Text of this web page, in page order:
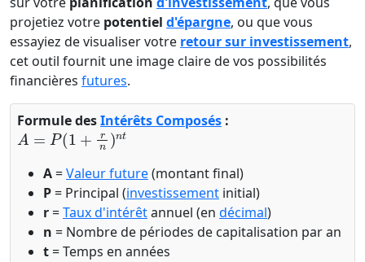
projetiez votre potentiel d'épargne, ou que vous
essayiez de visualiser votre retour sur investissement,
cet outil fournit une image claire de vos possibilités
financières futures.
Formule desIntérêts Composés :
A=P(1+rn)nt
A=Valeur future(montant final)
P= Principal (investissement initial)
r=Taux d'intérêtannuel (en décimal)
n = Nombre de périodes de capitalisation par an
t= Temps en années